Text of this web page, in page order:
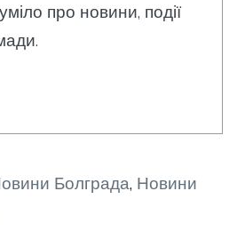
про новини, події
Болграда, Новини